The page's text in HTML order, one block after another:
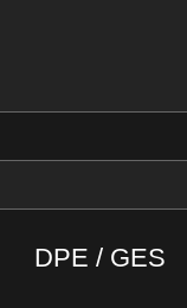
DPE / GES